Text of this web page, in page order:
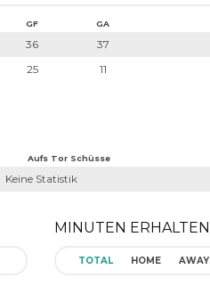
GF GA
36 37
25 11
Aufs Tor Schüsse
Keine Statistik
MINUTEN ERHALTEN
TOTAL HOME AWAY